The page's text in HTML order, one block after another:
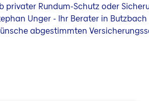
privater Rundum-Schutz oder
Unger - Ihr Berater in
abgestimmten